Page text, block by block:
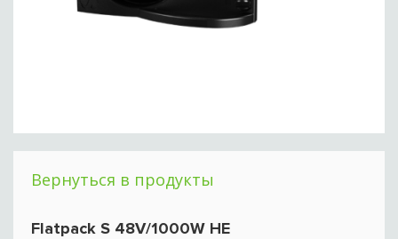
Вернуться в продукты
Flatpack S 48V/1000W HE